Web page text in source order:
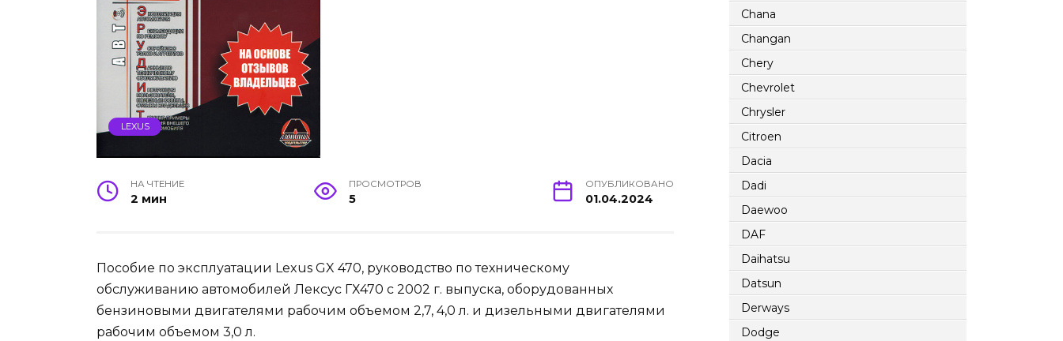
LEXUS
НА ЧТЕНИЕ
2 мин
ПРОСМОТРОВ
5
ОПУБЛИКОВАНО
01.04.2024
Пособие по эксплуатации Lexus GX 470, руководство по техническому
обслуживанию автомобилей Лексус ГХ470 с 2002 г. выпуска, оборудованных
бензиновыми двигателями рабочим объемом 2,7, 4,0 л. и дизельными двигателями
рабочим объемом 3,0 л.
Chana
Changan
Chery
Chevrolet
Chrysler
Citroen
Dacia
Dadi
Daewoo
DAF
Daihatsu
Datsun
Derways
Dodge